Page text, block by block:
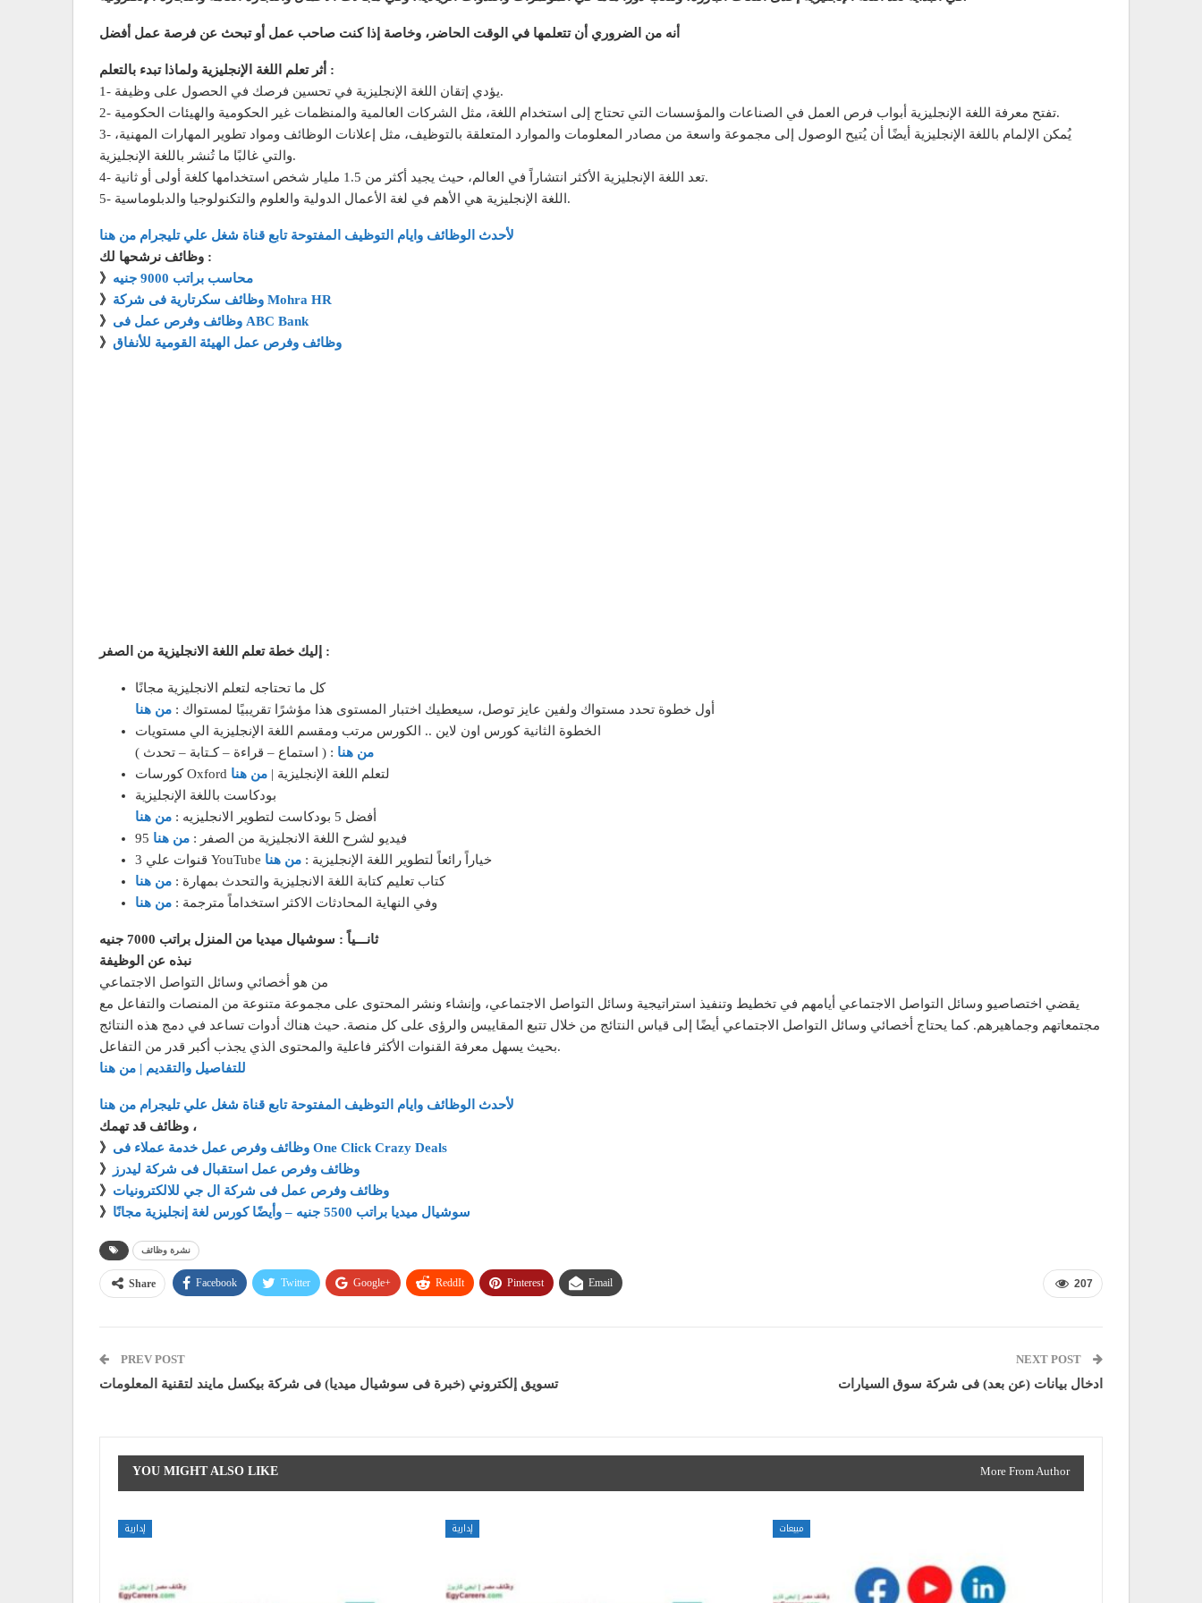
أنه من الضروري أن تتعلمها في الوقت الحاضر، وخاصة إذا كنت صاحب عمل أو تبحث عن فرصة عمل أفضل
أثر تعلم اللغة الإنجليزية ولماذا تبدء بالتعلم :
1- يؤدي إتقان اللغة الإنجليزية في تحسين فرصك في الحصول على وظيفة.
2- تفتح معرفة اللغة الإنجليزية أبواب فرص العمل في الصناعات والمؤسسات التي تحتاج إلى استخدام اللغة، مثل الشركات العالمية والمنظمات غير الحكومية والهيئات الحكومية.
3- يُمكن الإلمام باللغة الإنجليزية أيضًا أن يُتيح الوصول إلى مجموعة واسعة من مصادر المعلومات والموارد المتعلقة بالتوظيف، مثل إعلانات الوظائف ومواد تطوير المهارات المهنية،
والتي غالبًا ما تُنشر باللغة الإنجليزية.
4- تعد اللغة الإنجليزية الأكثر انتشاراً في العالم، حيث يجيد أكثر من 1.5 مليار شخص استخدامها كلغة أولى أو ثانية.
5- اللغة الإنجليزية هي الأهم في لغة الأعمال الدولية والعلوم والتكنولوجيا والدبلوماسية.
لأحدث الوظائف وايام التوظيف المفتوحة تابع قناة شغل علي تليجرام من هنا
وظائف نرشحها لك :
》
محاسب براتب 9000 جنيه
》
وظائف سكرتارية فى شركة Mohra HR
》
وظائف وفرص عمل فى ABC Bank
》 وظائف وفرص عمل الهيئة القومية للأنفاق
إليك خطة تعلم اللغة الانجليزية من الصفر :
كل ما تحتاجه لتعلم الانجليزية مجانًا
أول خطوة تحدد مستواك ولفين عايز توصل، سيعطيك اختبار المستوى هذا مؤشرًا تقريبيًا لمستواك : من هنا
الخطوة الثانية كورس اون لاين .. الكورس مرتب ومقسم اللغة الإنجليزية الي مستويات
( استماع – قراءة – كـتابة – تحدث ) : من هنا
كورسات Oxford لتعلم اللغة الإنجليزية | من هنا
بودكاست باللغة الإنجليزية
أفضل 5 بودكاست لتطوير الانجليزيه :
من هنا
95 فيديو لشرح اللغة الانجليزية من الصفر : من هنا
3 قنوات علي YouTube خياراً رائعاً لتطوير اللغة الإنجليزية : من هنا
كتاب تعليم كتابة اللغة الانجليزية والتحدث بمهارة : من هنا
وفي النهاية المحادثات الاكثر استخداماً مترجمة : من هنا
ثانـــياً : سوشيال ميديا من المنزل براتب 7000
جنيه
نبذه عن الوظيفة
من هو أخصائي وسائل التواصل الاجتماعي
يقضي اختصاصيو وسائل التواصل الاجتماعي أيامهم في تخطيط وتنفيذ استراتيجية وسائل التواصل الاجتماعي، وإنشاء ونشر المحتوى على مجموعة متنوعة من المنصات والتفاعل مع
مجتمعاتهم وجماهيرهم. كما يحتاج أخصائي وسائل التواصل الاجتماعي أيضًا إلى قياس النتائج من خلال تتبع المقاييس والرؤى على كل منصة. حيث هناك أدوات تساعد في دمج هذه النتائج
بحيث يسهل معرفة القنوات الأكثر فاعلية والمحتوى الذي يجذب أكبر قدر من التفاعل.
للتفاصيل والتقديم | من هنا
لأحدث الوظائف وايام التوظيف المفتوحة تابع قناة شغل علي تليجرام من هنا
وظائف قد تهمك ،
》
وظائف وفرص عمل خدمة عملاء فى One Click Crazy Deals
》
وظائف وفرص عمل استقبال فى شركة ليدرز
》 وظائف وفرص عمل فى شركة ال جي للالكترونيات
》
سوشيال ميديا براتب 5500 جنيه – وأيضًا كورس لغة إنجليزية مجانًا
نشرة وظائف
207
Share Facebook Twitter Google+ ReddIt Pinterest Email
PREV POST
تسويق إلكتروني (خبرة فى سوشيال ميديا) فى شركة بيكسل مايند لتقنية المعلومات
NEXT POST
ادخال بيانات (عن بعد) فى شركة سوق السيارات
YOU MIGHT ALSO LIKE More From Author
إدارية إدارية مبيعات